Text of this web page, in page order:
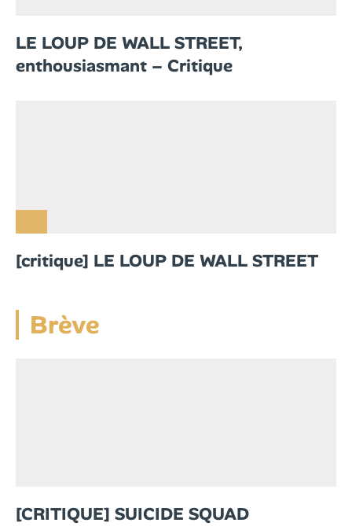
LE LOUP DE WALL STREET,
enthousiasmant – Critique
[critique] LE LOUP DE WALL STREET
Brève
[CRITIQUE] SUICIDE SQUAD